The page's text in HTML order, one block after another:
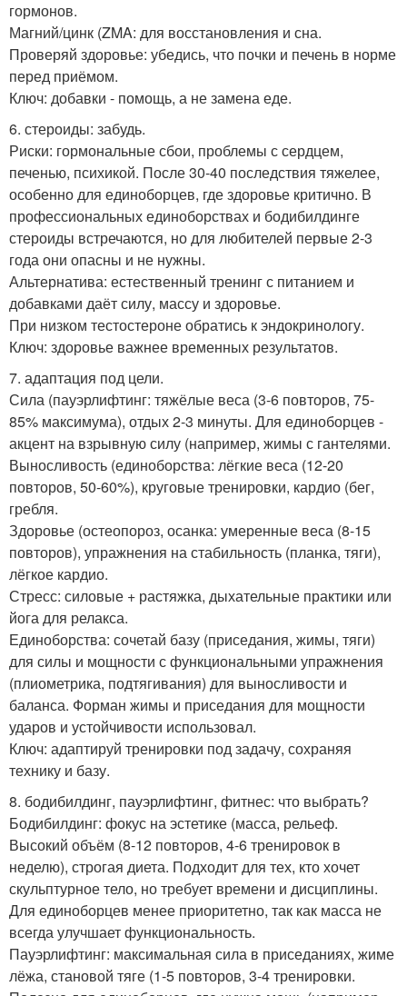
гормонов.
Магний/цинк (ZMA: для восстановления и сна.
Проверяй здоровье: убедись, что почки и печень в норме
перед приёмом.
Ключ: добавки - помощь, а не замена еде.
6. стероиды: забудь.
Риски: гормональные сбои, проблемы с сердцем,
печенью, психикой. После 30-40 последствия тяжелее,
особенно для единоборцев, где здоровье критично. В
профессиональных единоборствах и бодибилдинге
стероиды встречаются, но для любителей первые 2-3
года они опасны и не нужны.
Альтернатива: естественный тренинг с питанием и
добавками даёт силу, массу и здоровье.
При низком тестостероне обратись к эндокринологу.
Ключ: здоровье важнее временных результатов.
7. адаптация под цели.
Сила (пауэрлифтинг: тяжёлые веса (3-6 повторов, 75-
85% максимума), отдых 2-3 минуты. Для единоборцев -
акцент на взрывную силу (например, жимы с гантелями.
Выносливость (единоборства: лёгкие веса (12-20
повторов, 50-60%), круговые тренировки, кардио (бег,
гребля.
Здоровье (остеопороз, осанка: умеренные веса (8-15
повторов), упражнения на стабильность (планка, тяги),
лёгкое кардио.
Стресс: силовые + растяжка, дыхательные практики или
йога для релакса.
Единоборства: сочетай базу (приседания, жимы, тяги)
для силы и мощности с функциональными упражнения
(плиометрика, подтягивания) для выносливости и
баланса. Форман жимы и приседания для мощности
ударов и устойчивости использовал.
Ключ: адаптируй тренировки под задачу, сохраняя
технику и базу.
8. бодибилдинг, пауэрлифтинг, фитнес: что выбрать?
Бодибилдинг: фокус на эстетике (масса, рельеф.
Высокий объём (8-12 повторов, 4-6 тренировок в
неделю), строгая диета. Подходит для тех, кто хочет
скульптурное тело, но требует времени и дисциплины.
Для единоборцев менее приоритетно, так как масса не
всегда улучшает функциональность.
Пауэрлифтинг: максимальная сила в приседаниях, жиме
лёжа, становой тяге (1-5 повторов, 3-4 тренировки.